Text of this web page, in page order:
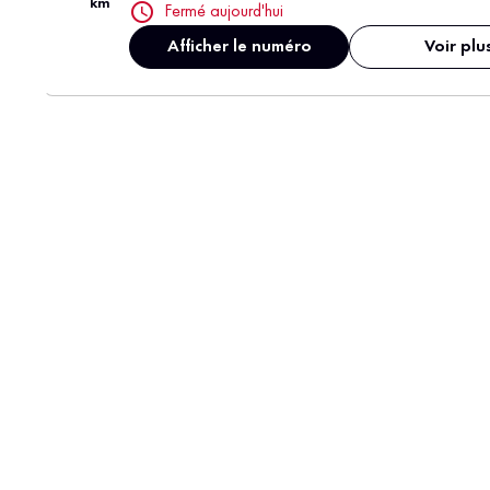
km
Fermé aujourd'hui
Afficher le numéro
Voir